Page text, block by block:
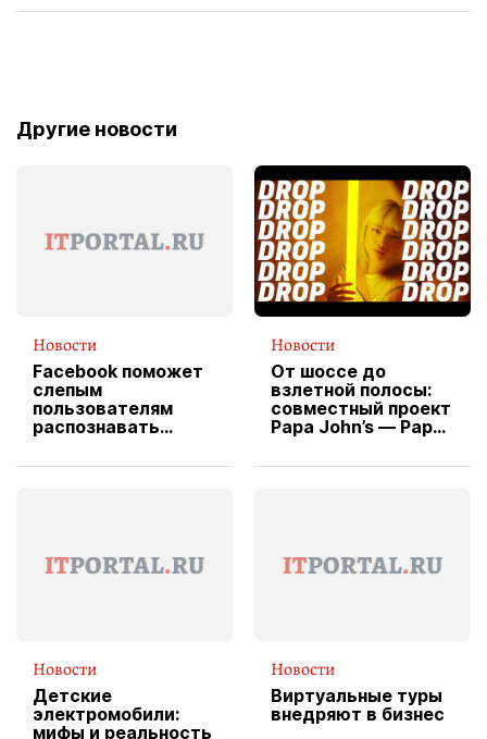
Другие новости
Новости
Facebook поможет
слепым
пользователям
распознавать
Новости
От шоссе до
взлетной полосы:
совместный проект
Papa John’s — Papa
вводит
Новости
Детские
электромобили:
мифы и реальность
Новости
Виртуальные туры
внедряют в бизнес